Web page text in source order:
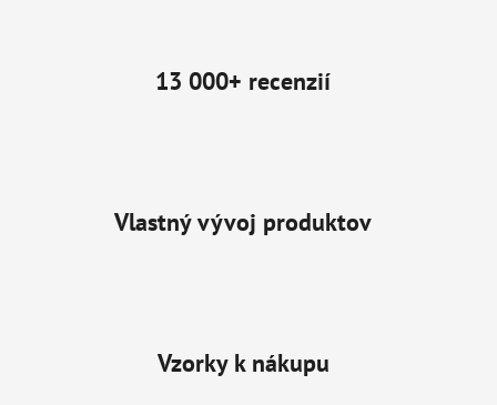
13 000+ recenzií
Vlastný vývoj produktov
Vzorky k nákupu